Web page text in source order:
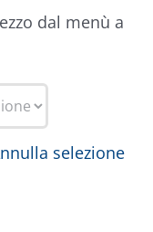
dal menù a
selezione